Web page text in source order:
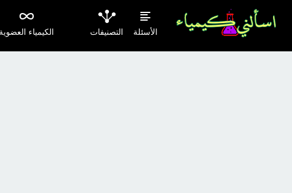
الأسئلة التصنيفات الكيمياء العضوية